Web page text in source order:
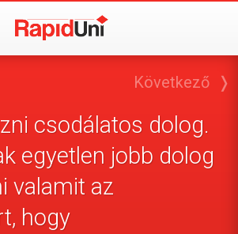
csodálatos dolog.
egyetlen jobb dolog
valamit az
hogy
Következő ❭